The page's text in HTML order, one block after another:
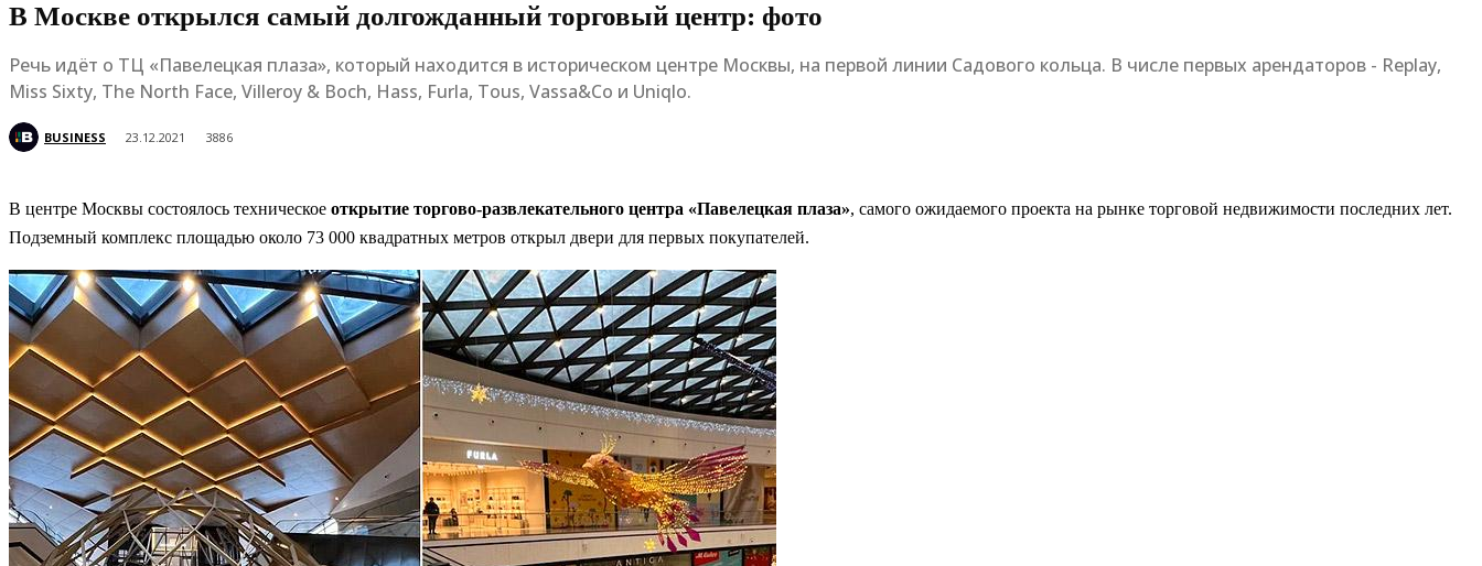
В Москве открылся самый долгожданный торговый центр: фото
Речь идёт о ТЦ «Павелецкая плаза», который находится в историческом центре Москвы, на первой линии Садового кольца. В числе первых арендаторов - Replay,
Miss Sixty, The North Face, Villeroy & Boch, Hass, Furla, Tous, Vassa&Co и Uniqlo.
BUSINESS 23.12.2021 3886
В центре Москвы состоялось техническое открытие торгово-развлекательного центра «Павелецкая плаза», самого ожидаемого проекта на рынке торговой недвижимости последних лет.
Подземный комплекс площадью около 73 000 квадратных метров открыл двери для первых покупателей.